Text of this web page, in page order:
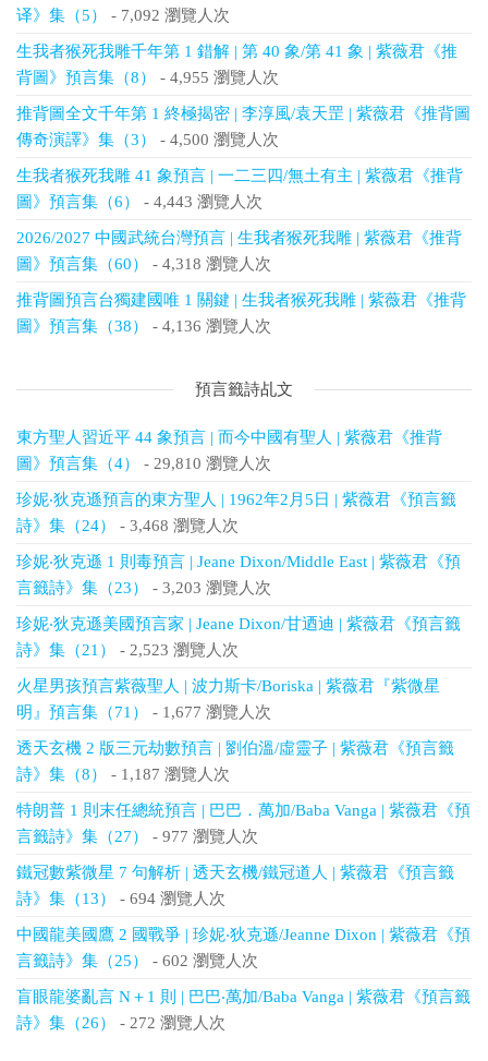
译》集（5）
- 7,092 瀏覽人次
生我者猴死我雕千年第 1 錯解 | 第 40 象/第 41 象 | 紫薇君《推
背圖》預言集（8）
- 4,955 瀏覽人次
推背圖全文千年第 1 終極揭密 | 李淳風/袁天罡 | 紫薇君《推背圖
傳奇演譯》集（3）
- 4,500 瀏覽人次
生我者猴死我雕 41 象預言 | 一二三四/無土有主 | 紫薇君《推背
圖》預言集（6）
- 4,443 瀏覽人次
2026/2027 中國武統台灣預言 | 生我者猴死我雕 | 紫薇君《推背
圖》預言集（60）
- 4,318 瀏覽人次
推背圖預言台獨建國唯 1 關鍵 | 生我者猴死我雕 | 紫薇君《推背
圖》預言集（38）
- 4,136 瀏覽人次
預言籤詩乩文
東方聖人習近平 44 象預言 | 而今中國有聖人 | 紫薇君《推背
圖》預言集（4）
- 29,810 瀏覽人次
珍妮‧狄克遜預言的東方聖人 | 1962年2月5日 | 紫薇君《預言籤
詩》集（24）
- 3,468 瀏覽人次
珍妮‧狄克遜 1 則毒預言 | Jeane Dixon/Middle East | 紫薇君《預
言籤詩》集（23）
- 3,203 瀏覽人次
珍妮‧狄克遜美國預言家 | Jeane Dixon/甘迺迪 | 紫薇君《預言籤
詩》集（21）
- 2,523 瀏覽人次
火星男孩預言紫薇聖人 | 波力斯卡/Boriska | 紫薇君『紫微星
明』預言集（71）
- 1,677 瀏覽人次
透天玄機 2 版三元劫數預言 | 劉伯溫/虛靈子 | 紫薇君《預言籤
詩》集（8）
- 1,187 瀏覽人次
特朗普 1 則末任總統預言 | 巴巴．萬加/Baba Vanga | 紫薇君《預
言籤詩》集（27）
- 977 瀏覽人次
鐵冠數紫微星 7 句解析 | 透天玄機/鐵冠道人 | 紫薇君《預言籤
詩》集（13）
- 694 瀏覽人次
中國龍美國鷹 2 國戰爭 | 珍妮‧狄克遜/Jeanne Dixon | 紫薇君《預
言籤詩》集（25）
- 602 瀏覽人次
盲眼龍婆亂言 N＋1 則 | 巴巴‧萬加/Baba Vanga | 紫薇君《預言籤
詩》集（26）
- 272 瀏覽人次